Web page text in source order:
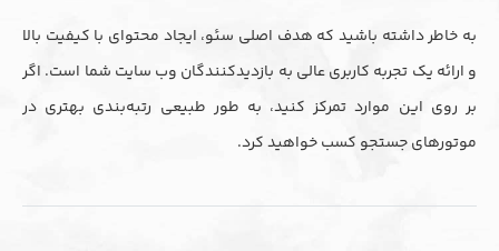
به خاطر داشته باشید که هدف اصلی سئو، ایجاد محتوای با کیفیت بالا
و ارائه یک تجربه کاربری عالی به بازدیدکنندگان وب سایت شما است. اگر
بر روی این موارد تمرکز کنید، به طور طبیعی رتبه‌بندی بهتری در
موتورهای جستجو کسب خواهید کرد.